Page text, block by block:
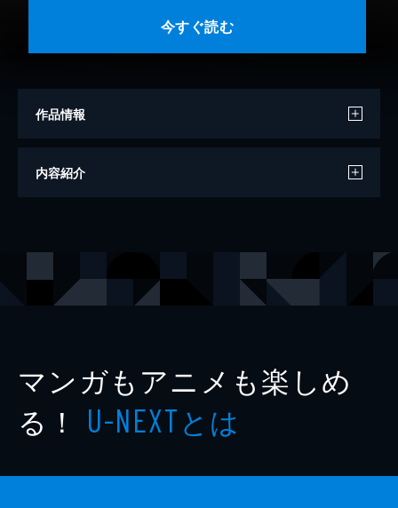
今すぐ読む
作品情報
原作
内容紹介
マンガもアニメも楽しめ
る！ U-NEXTとは